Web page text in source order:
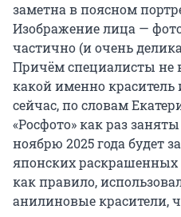
заметна в поясном
Изображение лица —
частично (и очень
Причём специалисты не
какой именно
сейчас, по словам
«Росфото» как раз
ноябрю 2025 года будет
японских
как правило,
анилиновые красители,